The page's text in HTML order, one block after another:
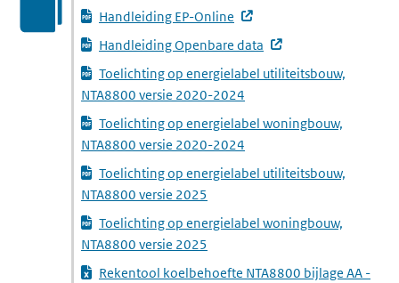
Handleiding EP-Online
(externe website, opent
Handleiding Openbare data
(externe website,
Toelichting op energielabel utiliteitsbouw,
NTA8800 versie 2020-2024
Toelichting op energielabel woningbouw,
NTA8800 versie 2020-2024
Toelichting op energielabel utiliteitsbouw,
NTA8800 versie 2025
Toelichting op energielabel woningbouw,
NTA8800 versie 2025
Rekentool koelbehoefte NTA8800 bijlage AA -